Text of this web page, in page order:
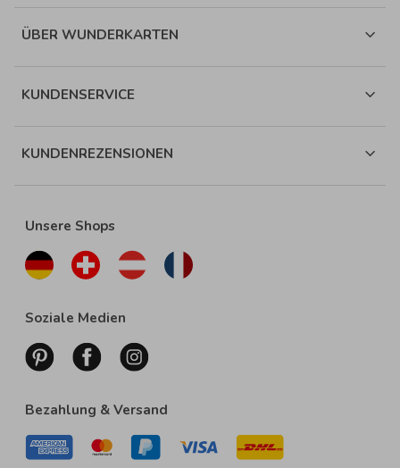
ÜBER WUNDERKARTEN
KUNDENSERVICE
KUNDENREZENSIONEN
Unsere Shops
Soziale Medien
Bezahlung & Versand